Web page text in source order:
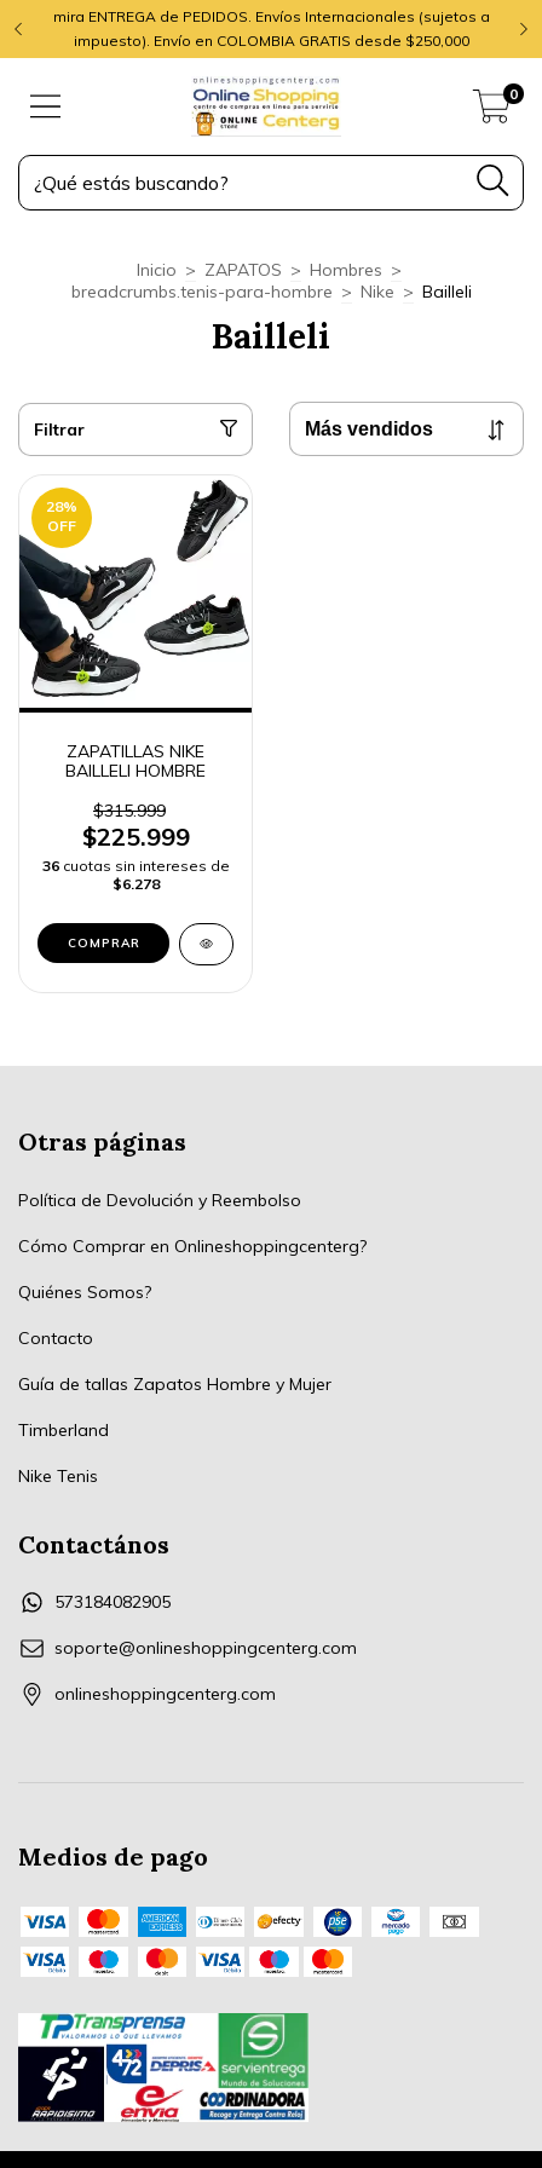
mira ENTREGA de PEDIDOS. Envíos Internacionales (sujetos a
impuesto). Envío en COLOMBIA GRATIS desde $250,000
0
Inicio > ZAPATOS > Hombres >
breadcrumbs.tenis-para-hombre > Nike > Bailleli
Bailleli
Filtrar
28%
OFF
ZAPATILLAS NIKE
BAILLELI HOMBRE
$315.999
$225.999
36 cuotas sin intereses de
$6.278
COMPRAR
Otras páginas
Política de Devolución y Reembolso
Cómo Comprar en Onlineshoppingcenterg?
Quiénes Somos?
Contacto
Guía de tallas Zapatos Hombre y Mujer
Timberland
Nike Tenis
Contactános
573184082905
soporte@onlineshoppingcenterg.com
onlineshoppingcenterg.com
Medios de pago